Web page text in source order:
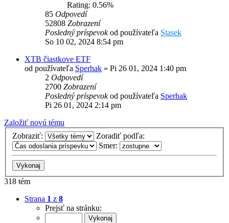
Rating: 0.56%
85 Odpovedí
52808 Zobrazení
Posledný príspevokod používateľa Stasek
So 10 02, 2024 8:54 pm
XTB čiastkove ETF
od používateľa Sperhak » Pi 26 01, 2024 1:40 pm
2 Odpovedí
2700 Zobrazení
Posledný príspevokod používateľa Sperhak
Pi 26 01, 2024 2:14 pm
Založiť novú tému
Zobraziť:
Zoradiť podľa:
Smer:
318 tém
Strana 1 z 8
Prejsť na stránku: